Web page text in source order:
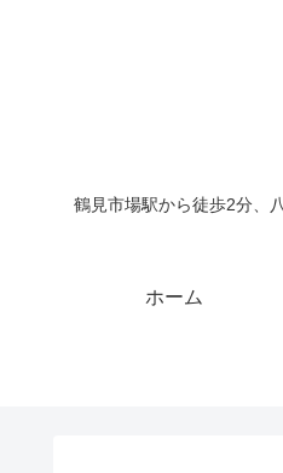
鶴見市場駅から徒歩2分、
ホーム